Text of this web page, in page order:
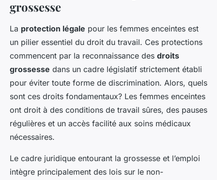
grossesse
La protection légale pour les femmes enceintes est
un pilier essentiel du droit du travail. Ces protections
commencent par la reconnaissance des droits
grossesse dans un cadre législatif strictement établi
pour éviter toute forme de discrimination. Alors, quels
sont ces droits fondamentaux? Les femmes enceintes
ont droit à des conditions de travail sûres, des pauses
régulières et un accès facilité aux soins médicaux
nécessaires.
Le cadre juridique entourant la grossesse et l’emploi
intègre principalement des lois sur le non-